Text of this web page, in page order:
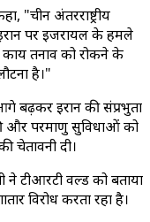
"चीन अंतरराष्ट्रीय
पर इजरायल के हमले
तनाव को रोकने के
है।"
बढ़कर ईरान की संप्रभुता
और परमाणु सुविधाओं को
चेतावनी दी।
टीआरटी वर्ल्ड को बताया
विरोध करता रहा है।